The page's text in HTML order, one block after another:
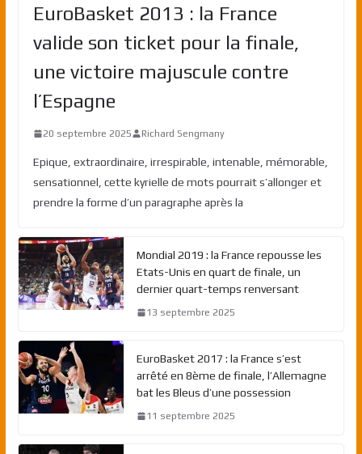
EuroBasket 2013 : la France
valide son ticket pour la finale,
une victoire majuscule contre
l’Espagne
20 septembre 2025 Richard Sengmany
Epique, extraordinaire, irrespirable, intenable, mémorable,
sensationnel, cette kyrielle de mots pourrait s’allonger et
prendre la forme d’un paragraphe après la
Mondial 2019 : la France repousse les
Etats-Unis en quart de finale, un
dernier quart-temps renversant
13 septembre 2025
EuroBasket 2017 : la France s’est
arrêté en 8ème de finale, l’Allemagne
bat les Bleus d’une possession
11 septembre 2025